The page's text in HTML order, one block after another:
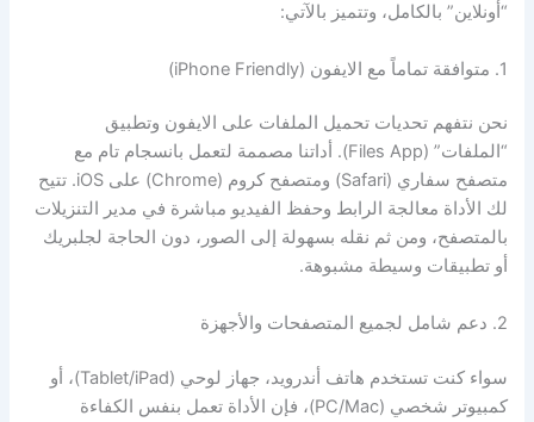
“أونلاين” بالكامل، وتتميز بالآتي:
1. متوافقة تماماً مع الايفون (iPhone Friendly)
نحن نتفهم تحديات تحميل الملفات على الايفون وتطبيق
“الملفات” (Files App). أداتنا مصممة لتعمل بانسجام تام مع
متصفح سفاري (Safari) ومتصفح كروم (Chrome) على iOS. تتيح
لك الأداة معالجة الرابط وحفظ الفيديو مباشرة في مدير التنزيلات
بالمتصفح، ومن ثم نقله بسهولة إلى الصور، دون الحاجة لجلبريك
أو تطبيقات وسيطة مشبوهة.
2. دعم شامل لجميع المتصفحات والأجهزة
سواء كنت تستخدم هاتف أندرويد، جهاز لوحي (Tablet/iPad)، أو
كمبيوتر شخصي (PC/Mac)، فإن الأداة تعمل بنفس الكفاءة